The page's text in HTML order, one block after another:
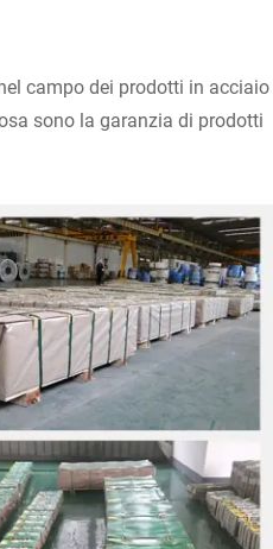
campo dei prodotti in acciaio
sono la garanzia di prodotti